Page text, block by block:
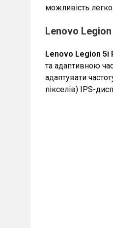
можливість легко
Lenovo
Lenovo Legion 5i
та адаптивною
адаптувати
пікселів) IPS-